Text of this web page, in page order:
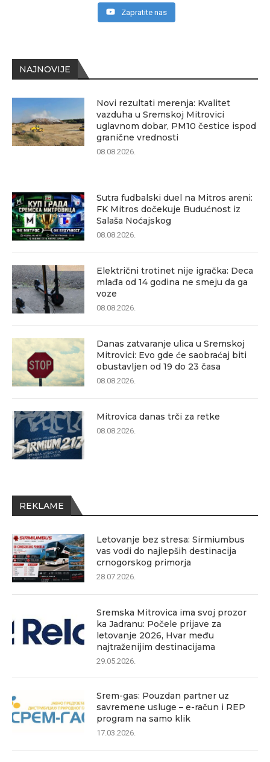
NAJNOVIJE
Novi rezultati merenja: Kvalitet
vazduha u Sremskoj Mitrovici
uglavnom dobar, PM10 čestice ispod
granične vrednosti
08.08.2026.
Sutra fudbalski duel na Mitros areni:
FK Mitros dočekuje Budućnost iz
Salaša Noćajskog
08.08.2026.
Električni trotinet nije igračka: Deca
mlađa od 14 godina ne smeju da ga
voze
08.08.2026.
Danas zatvaranje ulica u Sremskoj
Mitrovici: Evo gde će saobraćaj biti
obustavljen od 19 do 23 časa
08.08.2026.
Mitrovica danas trči za retke
08.08.2026.
REKLAME
Letovanje bez stresa: Sirmiumbus
vas vodi do najlepših destinacija
crnogorskog primorja
28.07.2026.
Sremska Mitrovica ima svoj prozor
ka Jadranu: Počele prijave za
letovanje 2026, Hvar među
najtraženijim destinacijama
29.05.2026.
Srem-gas: Pouzdan partner uz
savremene usluge – e-račun i REP
program na samo klik
17.03.2026.
Zapratite nas